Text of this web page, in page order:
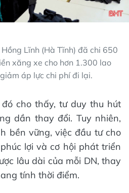
Lĩnh (Hà Tĩnh) đã chi 650
xăng xe cho hơn 1.300 lao
áp lực chi phí đi lại.
cho thấy, tư duy thu hút
dần thay đổi. Tuy nhiên,
bền vững, việc đầu tư cho
lợi và cơ hội phát triển
lâu dài của mỗi DN, thay
tính thời điểm.